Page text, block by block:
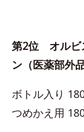
第2位 オルビ
ン（医薬部外品
ボトル入り
つめかえ用